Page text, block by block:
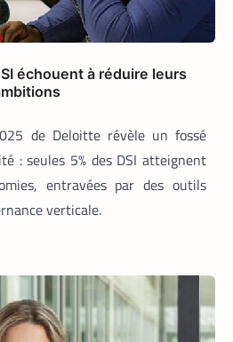
échouent à réduire leurs
de Deloitte révèle un fossé
: seules 5% des DSI atteignent
entravées par des outils
verticale.
, VTC